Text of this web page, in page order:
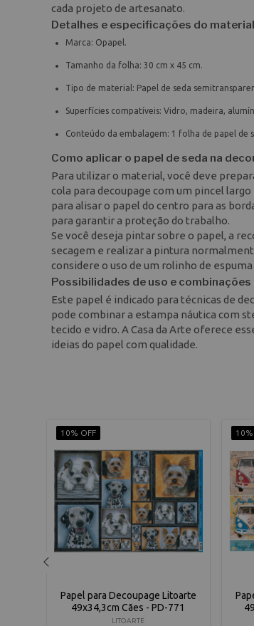
cada projeto de artesanato.
Detalhes e especificações do material
Marca: Opapel.
Tamanho da folha: 30 cm x 45 cm.
Tipo de material: Papel de seda
Superfícies compatíveis: Vidro, madeira,
Conteúdo da embalagem: 1 folha de papel de
Como aplicar o papel de seda na
Para utilizar o material, você deve
cola para decoupage com um pincel
para alisar o papel do centro para as
para garantir a proteção do trabalho.
Se você deseja pintar sobre o papel, a
secagem e realizar a pintura
considere o uso de um rolinho de
Possibilidades de uso e combinações
Este papel é indicado para técnicas de
pode combinar a estampa náutica com
tecido e vidro. A Casa da Arte oferece
ideias do papel com qualidade.
10% OFF
Papel para Decoupage Litoarte
49x34,3cm Cães - PD-771
LITOARTE